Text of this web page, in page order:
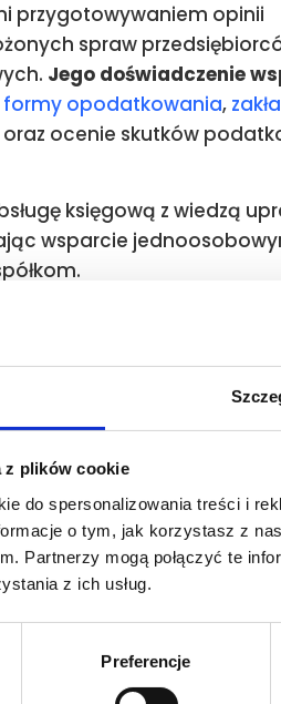
z plików cookie
do spersonalizowania treści i
o tym, jak korzystasz z
Partnerzy mogą połączyć te
z ich usług.
Preferencje
przygotowywaniem opinii
spraw
Jego doświadczenie
formy opodatkowania,
ocenie skutków
księgową z wiedzą
wsparcie
dla nas
rozliczenia. To
które znają sytuację firmy
Rzetelność i
Dokumenty oraz